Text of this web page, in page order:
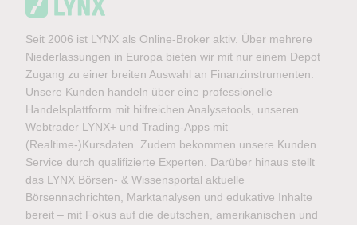
Seit 2006 ist LYNX als Online-Broker aktiv. Über mehrere
Niederlassungen in Europa bieten wir mit nur einem Depot
Zugang zu einer breiten Auswahl an Finanzinstrumenten.
Unsere Kunden handeln über eine professionelle
Handelsplattform mit hilfreichen Analysetools, unseren
Webtrader LYNX+ und Trading-Apps mit
(Realtime-)Kursdaten. Zudem bekommen unsere Kunden
Service durch qualifizierte Experten. Darüber hinaus stellt
das LYNX Börsen- & Wissensportal aktuelle
Börsennachrichten, Marktanalysen und edukative Inhalte
bereit – mit Fokus auf die deutschen, amerikanischen und